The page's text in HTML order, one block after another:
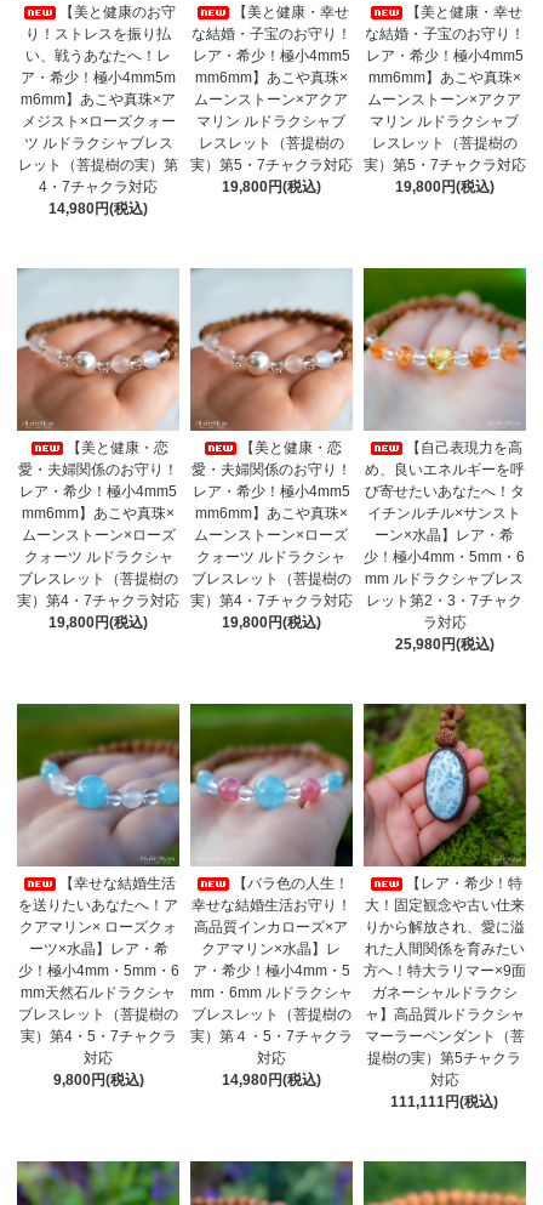
【美と健康のお守
り！ストレスを振り払
い、戦うあなたへ！レ
ア・希少！極小4mm5m
m6mm】あこや真珠×ア
メジスト×ローズクォー
ツ ルドラクシャブレス
レット（菩提樹の実）第
4・7チャクラ対応
14,980円(税込)
【美と健康・幸せ
な結婚・子宝のお守り！
レア・希少！極小4mm5
mm6mm】あこや真珠×
ムーンストーン×アクア
マリン ルドラクシャブ
レスレット（菩提樹の
実）第5・7チャクラ対応
19,800円(税込)
【美と健康・幸せ
な結婚・子宝のお守り！
レア・希少！極小4mm5
mm6mm】あこや真珠×
ムーンストーン×アクア
マリン ルドラクシャブ
レスレット（菩提樹の
実）第5・7チャクラ対応
19,800円(税込)
【美と健康・恋
愛・夫婦関係のお守り！
レア・希少！極小4mm5
mm6mm】あこや真珠×
ムーンストーン×ローズ
クォーツ ルドラクシャ
ブレスレット（菩提樹の
実）第4・7チャクラ対応
19,800円(税込)
【美と健康・恋
愛・夫婦関係のお守り！
レア・希少！極小4mm5
mm6mm】あこや真珠×
ムーンストーン×ローズ
クォーツ ルドラクシャ
ブレスレット（菩提樹の
実）第4・7チャクラ対応
19,800円(税込)
【自己表現力を高
め、良いエネルギーを呼
び寄せたいあなたへ！タ
イチンルチル×サンスト
ーン×水晶】レア・希
少！極小4mm・5mm・6
mm ルドラクシャブレス
レット第2・3・7チャク
ラ対応
25,980円(税込)
【幸せな結婚生活
を送りたいあなたへ！ア
クアマリン× ローズクォ
ーツ×水晶】レア・希
少！極小4mm・5mm・6
mm天然石ルドラクシャ
ブレスレット（菩提樹の
実）第4・5・7チャクラ
対応
9,800円(税込)
【バラ色の人生！
幸せな結婚生活お守り！
高品質インカローズ×ア
クアマリン×水晶】レ
ア・希少！極小4mm・5
mm・6mm ルドラクシャ
ブレスレット（菩提樹の
実）第４・5・7チャクラ
対応
14,980円(税込)
【レア・希少！特
大！固定観念や古い仕来
りから解放され、愛に溢
れた人間関係を育みたい
方へ！特大ラリマー×9面
ガネーシャルドラクシ
ャ】高品質ルドラクシャ
マーラーペンダント（菩
提樹の実）第5チャクラ
対応
111,111円(税込)